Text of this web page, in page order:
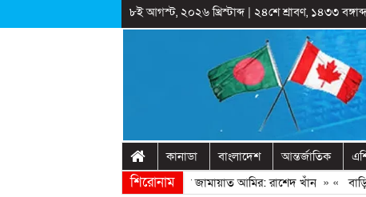
৮ই আগস্ট, ২০২৬ খ্রিস্টাব্দ| ২৪শে শ্রাবণ, ১৪৩৩ বঙ্গাব্দ
কানাডা বাংলাদেশ আন্তর্জাতিক
শিরোনাম
গণঅভ্যুত্থানের সঙ্গে প্রথম বেইমানি করেন জামায়াত আমির: রাশেদ খাঁন» «বাড়ির